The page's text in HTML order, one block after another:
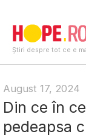
content
Știri despre tot ce e
August 17, 2024
Din ce în
pedeapsa